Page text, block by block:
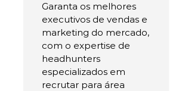
Garanta os melhores
executivos de vendas e
marketing do mercado,
com o expertise de
headhunters
especializados em
recrutar para área